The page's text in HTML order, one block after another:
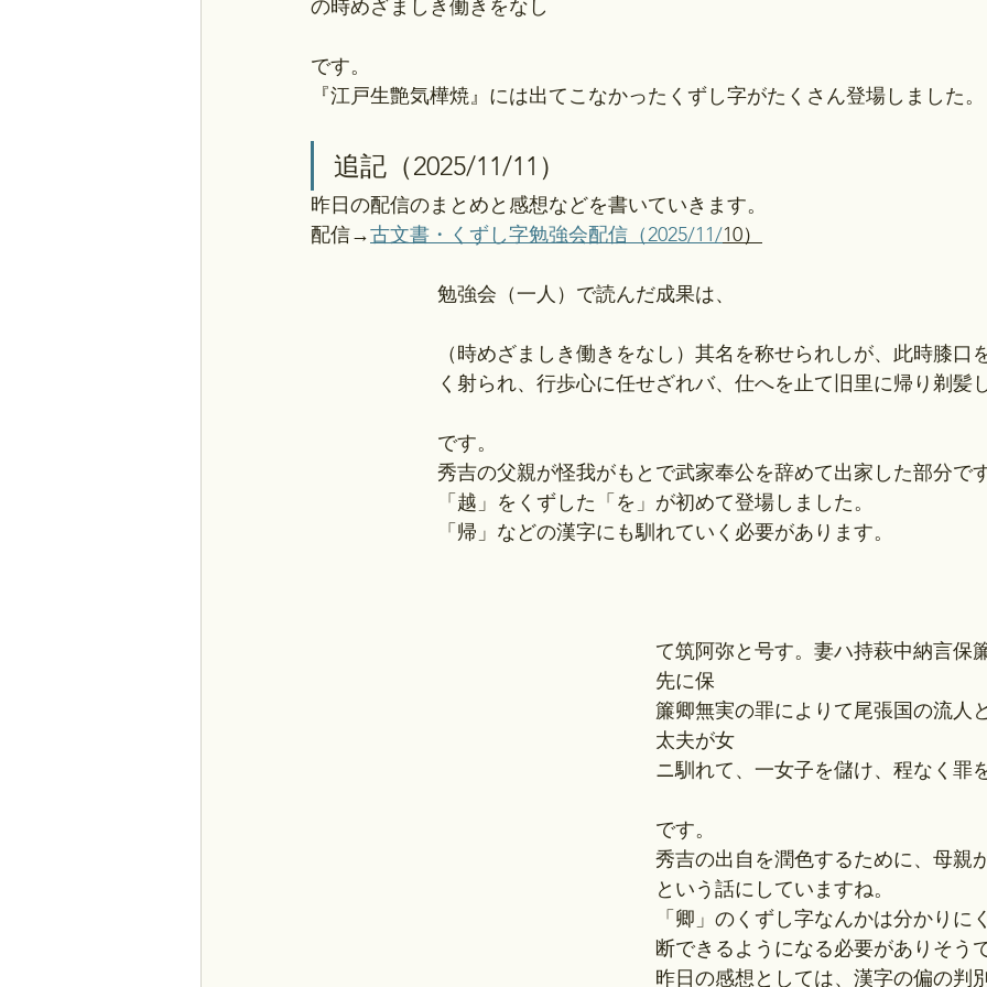
の時めざましき働きをなし
です。
『江戸生艶気樺焼』には出てこなかったくずし字がたくさん登場しました。
追記（2025/11/11）
昨日の配信のまとめと感想などを書いていきます。
配信→古文書・くずし字勉強会配信（2025/11/10）
勉強会（一人）で読んだ成果は、
（時めざましき働きをなし）其名を称せられしが、此時膝口
く射られ、行歩心に任せざれバ、仕へを止て旧里に帰り剃髪
です。
秀吉の父親が怪我がもとで武家奉公を辞めて出家した部分です
「越」をくずした「を」が初めて登場しました。
「帰」などの漢字にも馴れていく必要があります。
て筑阿弥と号す。妻ハ持萩中納言保
先に保
簾卿無実の罪によりて尾張国の流人
太夫が女
ニ馴れて、一女子を儲け、程なく罪
です。
秀吉の出自を潤色するために、母親
という話にしていますね。
「卿」のくずし字なんかは分かりに
断できるようになる必要がありそうで
昨日の感想としては、漢字の偏の判